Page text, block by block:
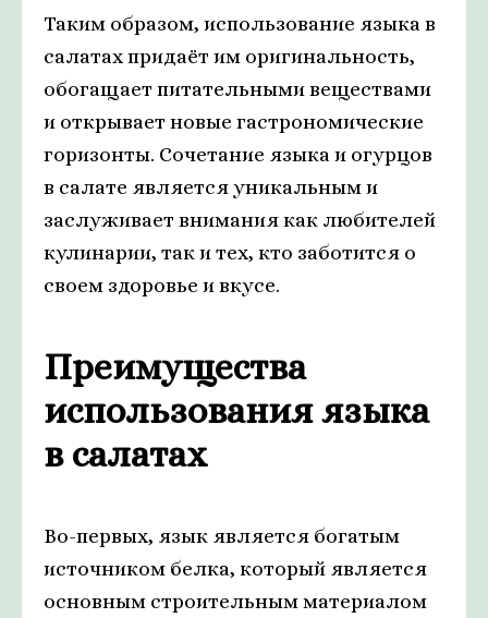
Таким образом, использование языка в
салатах придаёт им оригинальность,
обогащает питательными веществами
и открывает новые гастрономические
горизонты. Сочетание языка и огурцов
в салате является уникальным и
заслуживает внимания как любителей
кулинарии, так и тех, кто заботится о
своем здоровье и вкусе.
Преимущества
использования языка
в салатах
Во-первых, язык является богатым
источником белка, который является
основным строительным материалом